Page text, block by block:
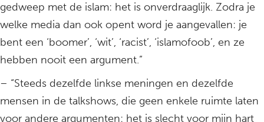
gedweep met de islam: het is onverdraaglijk. Zodra je
welke media dan ook opent word je aangevallen: je
bent een ‘boomer’, ‘wit’, ‘racist’, ‘islamofoob’, en ze
hebben nooit een argument.”
– “Steeds dezelfde linkse meningen en dezelfde
mensen in de talkshows, die geen enkele ruimte laten
voor andere argumenten: het is slecht voor mijn hart